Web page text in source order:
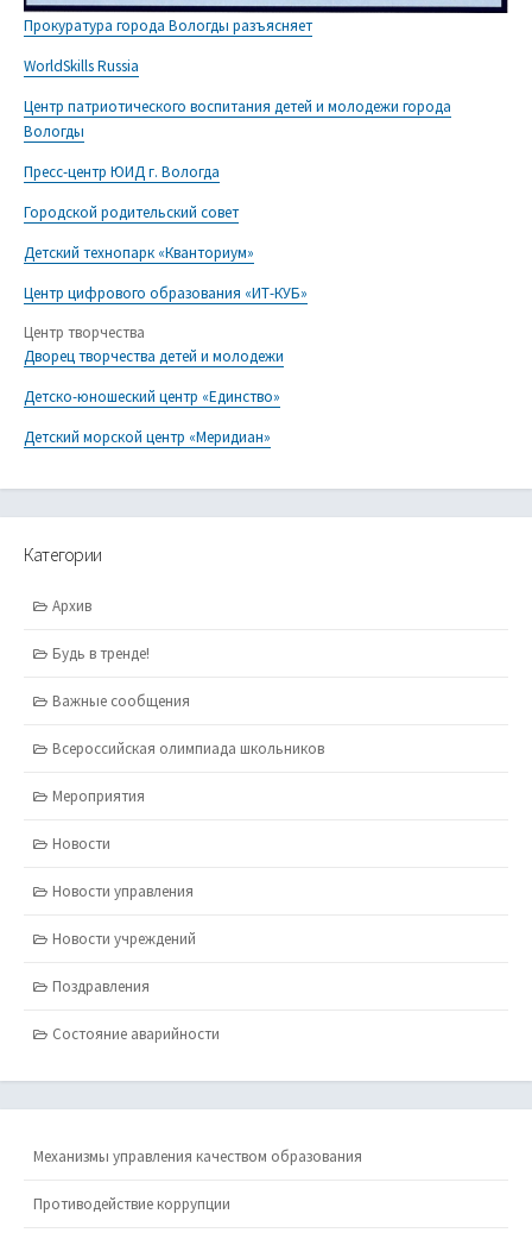
Прокуратура города Вологды разъясняет
WorldSkills Russia
Центр патриотического воспитания детей и молодежи города
Вологды
Пресс-центр ЮИД г. Вологда
Городской родительский совет
Детский технопарк «Кванториум»
Центр цифрового образования «ИТ-КУБ»
Центр творчества
Дворец творчества детей и молодежи
Детско-юношеский центр «Единство»
Детский морской центр «Меридиан»
Категории
Архив
Будь в тренде!
Важные сообщения
Всероссийская олимпиада школьников
Мероприятия
Новости
Новости управления
Новости учреждений
Поздравления
Состояние аварийности
Механизмы управления качеством образования
Противодействие коррупции